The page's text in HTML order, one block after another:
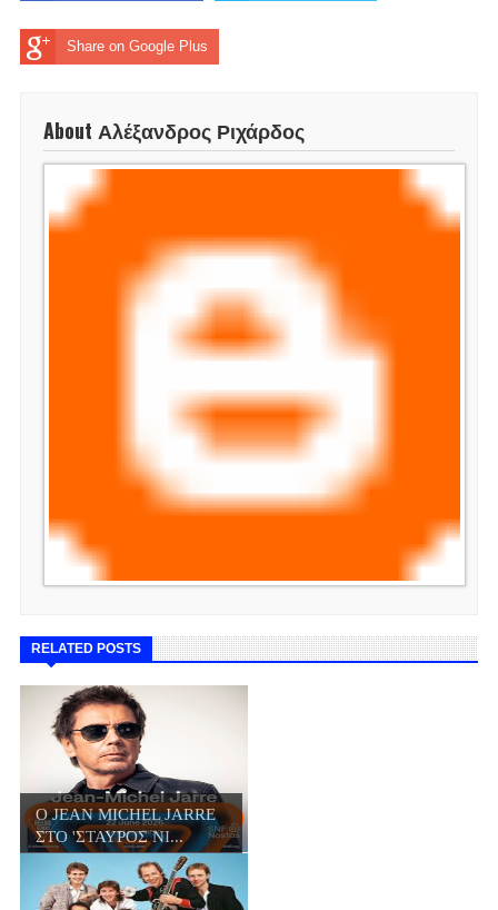
Share on Google Plus
About Αλέξανδρος Ριχάρδος
RELATED POSTS
Ο JΕΑN MICHEL JARRE
ΣΤΟ 'ΣΤΑΥΡΟΣ ΝΙ...